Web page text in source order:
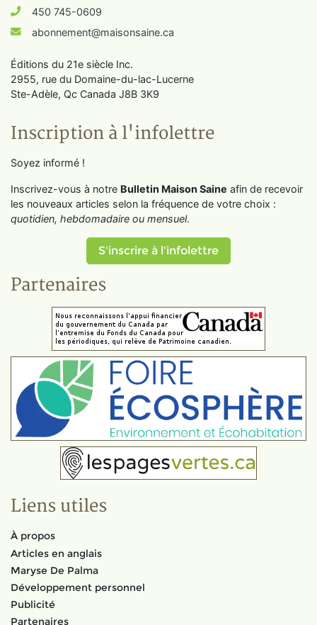
450 745-0609
abonnement@maisonsaine.ca
Éditions du 21e siècle Inc.
2955, rue du Domaine-du-lac-Lucerne
Ste-Adèle, Qc Canada J8B 3K9
Inscription à l'infolettre
Soyez informé !
Inscrivez-vous à notre Bulletin Maison Saine afin de recevoir
les nouveaux articles selon la fréquence de votre choix :
quotidien, hebdomadaire ou mensuel.
S'inscrire à l'infolettre
Partenaires
Liens utiles
À propos
Articles en anglais
Maryse De Palma
Développement personnel
Publicité
Partenaires